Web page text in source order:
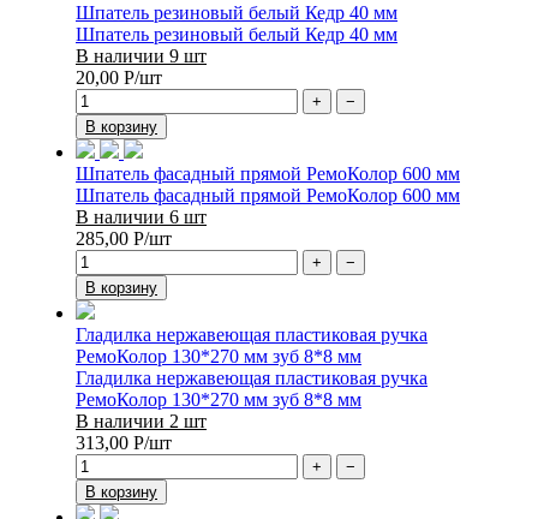
Шпатель резиновый белый Кедр 40 мм
Шпатель резиновый белый Кедр 40 мм
В наличии 9 шт
20,00 Р/шт
+
−
В корзину
Шпатель фасадный прямой РемоКолор 600 мм
Шпатель фасадный прямой РемоКолор 600 мм
В наличии 6 шт
285,00 Р/шт
+
−
В корзину
Гладилка нержавеющая пластиковая ручка
РемоКолор 130*270 мм зуб 8*8 мм
Гладилка нержавеющая пластиковая ручка
РемоКолор 130*270 мм зуб 8*8 мм
В наличии 2 шт
313,00 Р/шт
+
−
В корзину